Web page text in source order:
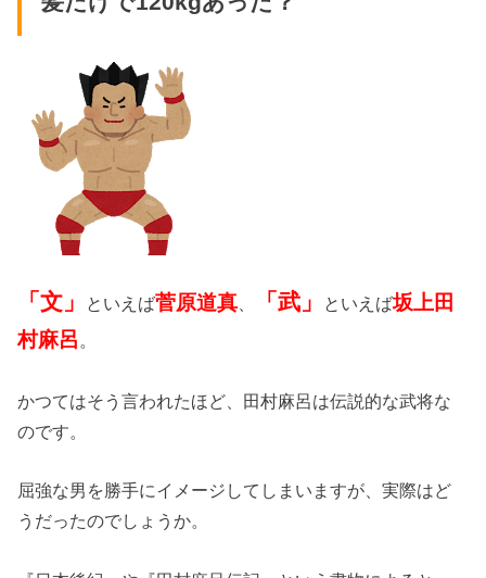
「文」 といえば菅原道真 「武」 といえば坂上田
村麻呂 。
かつてはそう言われたほど、田村麻呂は伝説的な武将な
のです。
屈強な男を勝手にイメージしてしまいますが、実際はど
うだったのでしょうか。